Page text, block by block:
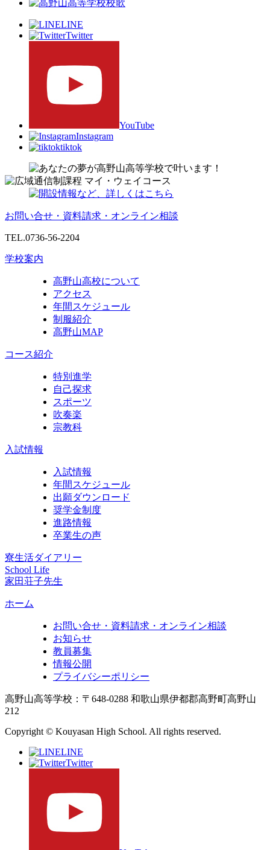
LINE
Twitter
YouTube
Instagram
tiktok
お問い合せ・資料請求・オンライン相談
TEL.0736-56-2204
学校案内
高野山高校について
アクセス
年間スケジュール
制服紹介
高野山MAP
コース紹介
特別進学
自己探求
スポーツ
吹奏楽
宗教科
入試情報
入試情報
年間スケジュール
出願ダウンロード
奨学金制度
進路情報
卒業生の声
寮生活ダイアリー
School Life
家田荘子先生
ホーム
お問い合せ・資料請求・オンライン相談
お知らせ
教員募集
情報公開
プライバシーポリシー
高野山高等学校：〒648-0288 和歌山県伊都郡高野町高野山
212
Copyright © Kouyasan High School. All rights reserved.
LINE
Twitter